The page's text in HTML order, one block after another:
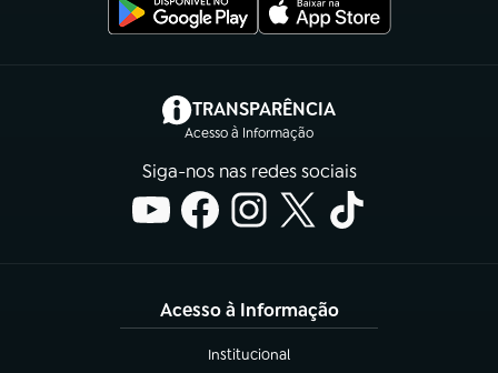
TRANSPARÊNCIA
Acesso à Informação
(abre em nova aba)
Siga-nos nas redes sociais
Acesso à Informação
Institucional
(abre em nova aba)